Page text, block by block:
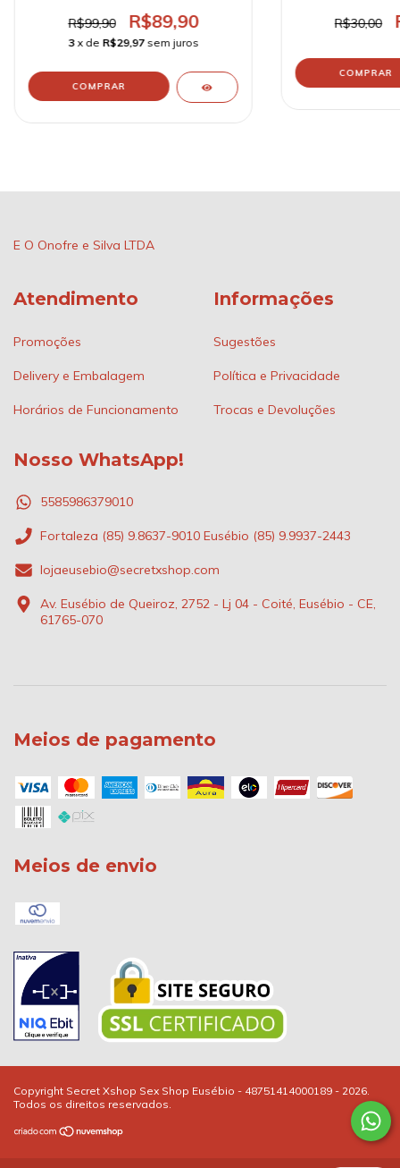
R$99,90
R$89,90
3 x de R$29,97 sem juros
R$30,00
E O Onofre e Silva LTDA
Atendimento
Promoções
Delivery e Embalagem
Horários de Funcionamento
Informações
Sugestões
Política e Privacidade
Trocas e Devoluções
Nosso WhatsApp!
5585986379010
Fortaleza (85) 9.8637-9010 Eusébio (85) 9.9937-2443
lojaeusebio@secretxshop.com
Av. Eusébio de Queiroz, 2752 - Lj 04 - Coité, Eusébio - CE,
61765-070
Meios de pagamento
Meios de envio
Copyright Secret Xshop Sex Shop Eusébio - 48751414000189 - 2026.
Todos os direitos reservados.